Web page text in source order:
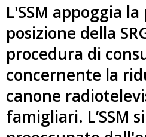
L'SSM appoggia
posizione della
procedura di
concernente la
canone
famigliari. L’SSM